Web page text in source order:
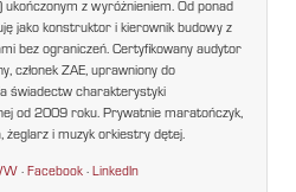
ukończonym z wyróżnieniem. Od ponad
jako konstruktor i kierownik budowy z
bez ograniczeń. Certyfikowany audytor
członek ZAE, uprawniony do
świadectw charakterystyki
od 2009 roku. Prywatnie maratończyk,
żeglarz i muzyk orkiestry dętej.
·Facebook ·LinkedIn